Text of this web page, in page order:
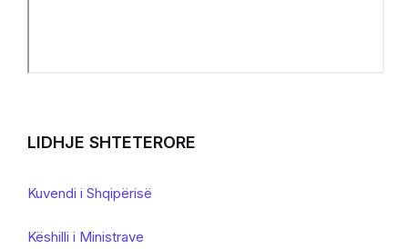
LIDHJE SHTETERORE
Kuvendi i Shqipërisë
Këshilli i Ministrave